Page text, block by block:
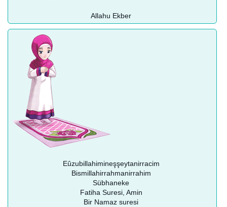
Allahu Ekber
Eûzubillahimineşşeytanirracim
Bismillahirrahmanirrahim
Sübhaneke
Fatiha Suresi, Amin
Bir Namaz suresi